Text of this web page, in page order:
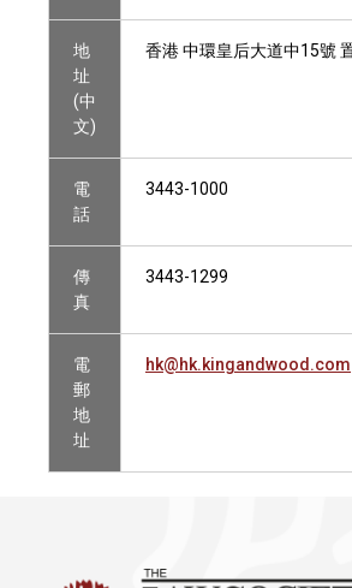
地
址
(中
文)
香港 中環皇后大道中15號
電
話
3443-1000
傳
真
3443-1299
電
郵
地
址
hk@hk.kingandwood.com